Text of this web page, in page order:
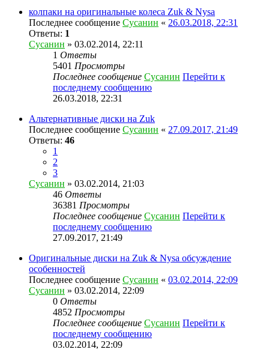
колпаки на оригинальные колеса Zuk & Nysa
Последнее сообщение Сусанин « 26.03.2018, 22:31
Ответы: 1
Сусанин » 03.02.2014, 22:11
1 Ответы
5401 Просмотры
Последнее сообщение Сусанин Перейти к
последнему сообщению
26.03.2018, 22:31
Альтернативные диски на Zuk
Последнее сообщение Сусанин « 27.09.2017, 21:49
Ответы: 46
1
2
3
Сусанин » 03.02.2014, 21:03
46 Ответы
36381 Просмотры
Последнее сообщение Сусанин Перейти к
последнему сообщению
27.09.2017, 21:49
Оригинальные диски на Zuk & Nysa обсуждение
особенностей
Последнее сообщение Сусанин « 03.02.2014, 22:09
Сусанин » 03.02.2014, 22:09
0 Ответы
4852 Просмотры
Последнее сообщение Сусанин Перейти к
последнему сообщению
03.02.2014, 22:09